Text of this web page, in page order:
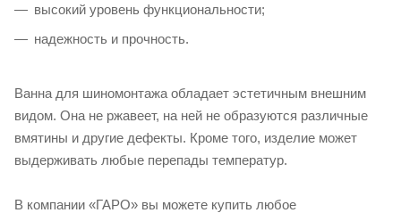
высокий уровень функциональности;
надежность и прочность.
Ванна для шиномонтажа обладает эстетичным внешним
видом. Она не ржавеет, на ней не образуются различные
вмятины и другие дефекты. Кроме того, изделие может
выдерживать любые перепады температур.
В компании «ГАРО» вы можете купить любое